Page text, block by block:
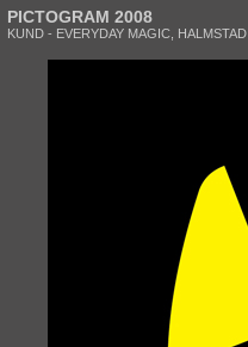
PICTOGRAM 2008
KUND - EVERYDAY MAGIC, HALMSTAD